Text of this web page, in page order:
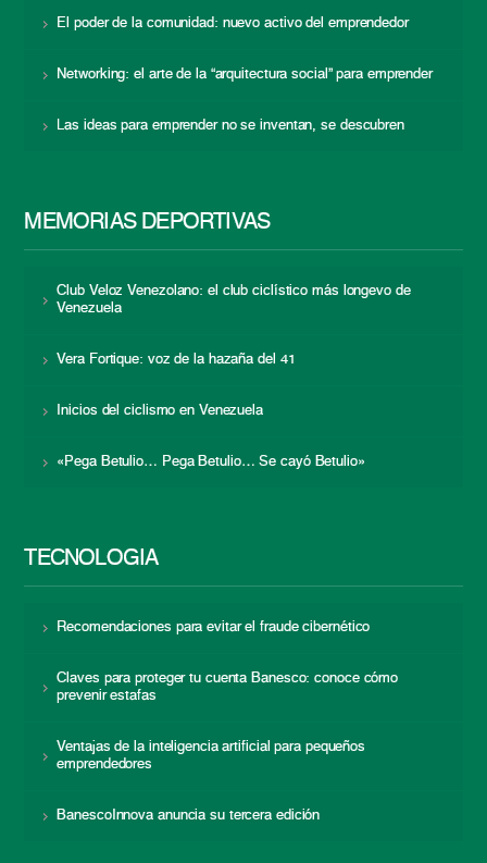
El poder de la comunidad: nuevo activo del emprendedor
Networking: el arte de la “arquitectura social” para emprender
Las ideas para emprender no se inventan, se descubren
MEMORIAS DEPORTIVAS
Club Veloz Venezolano: el club ciclístico más longevo de
Venezuela
Vera Fortique: voz de la hazaña del 41
Inicios del ciclismo en Venezuela
«Pega Betulio… Pega Betulio… Se cayó Betulio»
TECNOLOGÍA
Recomendaciones para evitar el fraude cibernético
Claves para proteger tu cuenta Banesco: conoce cómo
prevenir estafas
Ventajas de la inteligencia artificial para pequeños
emprendedores
BanescoInnova anuncia su tercera edición